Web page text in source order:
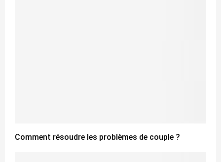
Comment résoudre les problèmes de couple ?